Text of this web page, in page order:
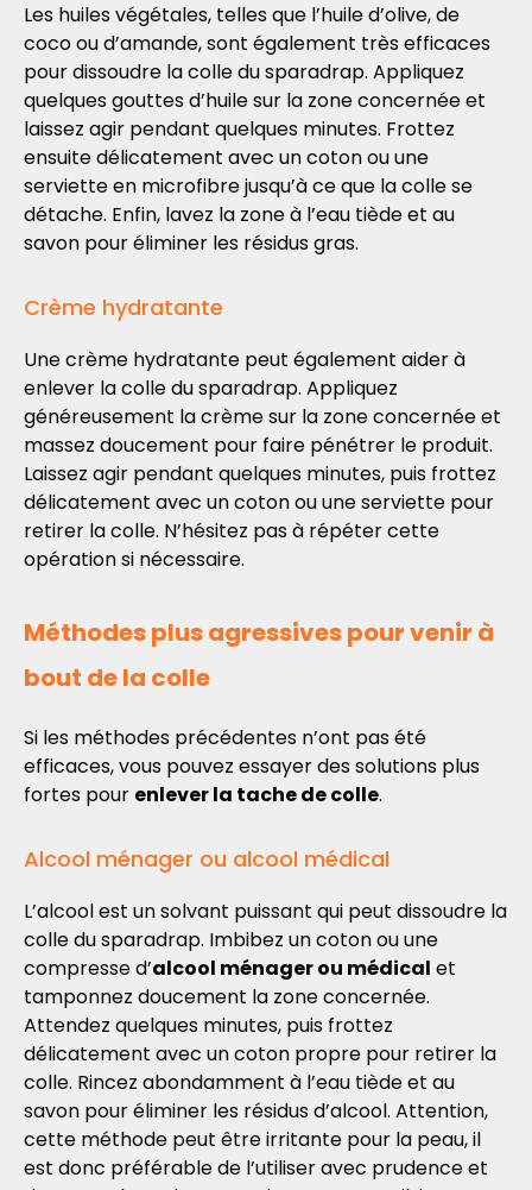
Les huiles végétales, telles que l’huile d’olive, de
coco ou d’amande, sont également très efficaces
pour dissoudre la colle du sparadrap. Appliquez
quelques gouttes d’huile sur la zone concernée et
laissez agir pendant quelques minutes. Frottez
ensuite délicatement avec un coton ou une
serviette en microfibre jusqu’à ce que la colle se
détache. Enfin, lavez la zone à l’eau tiède et au
savon pour éliminer les résidus gras.
Crème hydratante
Une crème hydratante peut également aider à
enlever la colle du sparadrap. Appliquez
généreusement la crème sur la zone concernée et
massez doucement pour faire pénétrer le produit.
Laissez agir pendant quelques minutes, puis frottez
délicatement avec un coton ou une serviette pour
retirer la colle. N’hésitez pas à répéter cette
opération si nécessaire.
Méthodes plus agressives pour venir à
bout de la colle
Si les méthodes précédentes n’ont pas été
efficaces, vous pouvez essayer des solutions plus
fortes pour enlever la tache de colle.
Alcool ménager ou alcool médical
L’alcool est un solvant puissant qui peut dissoudre la
colle du sparadrap. Imbibez un coton ou une
compresse d’alcool ménager ou médical et
tamponnez doucement la zone concernée.
Attendez quelques minutes, puis frottez
délicatement avec un coton propre pour retirer la
colle. Rincez abondamment à l’eau tiède et au
savon pour éliminer les résidus d’alcool. Attention,
cette méthode peut être irritante pour la peau, il
est donc préférable de l’utiliser avec prudence et